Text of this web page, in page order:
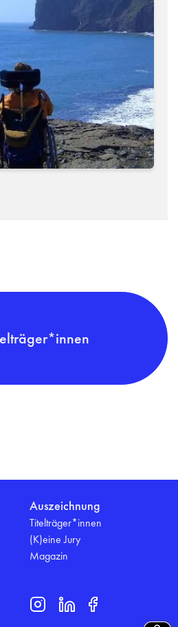
Auszeichnung
Titelträger*innen
(K)eine Jury
Magazin